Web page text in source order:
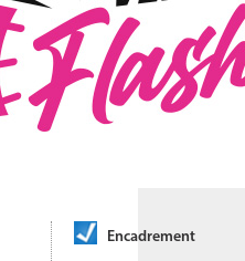
Encadrement